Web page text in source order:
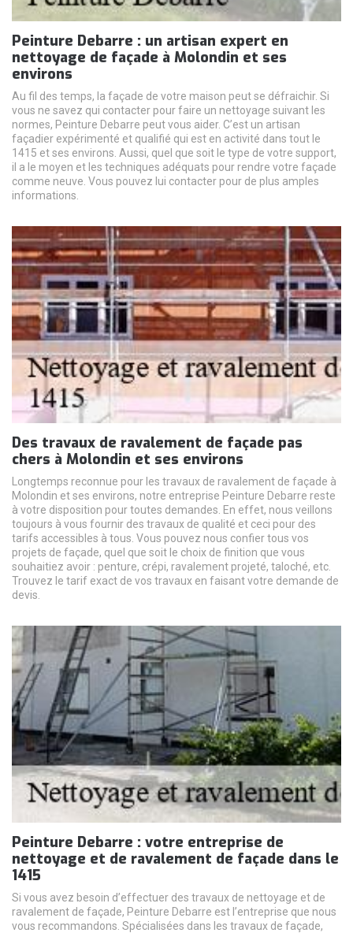
Peinture Debarre : un artisan expert en
nettoyage de façade à Molondin et ses
environs
Au fil des temps, la façade de votre maison peut se défraichir. Si
vous ne savez qui contacter pour faire un nettoyage suivant les
normes, Peinture Debarre peut vous aider. C’est un artisan
façadier expérimenté et qualifié qui est en activité dans tout le
1415 et ses environs. Aussi, quel que soit le type de votre support,
il a le moyen et les techniques adéquats pour rendre votre façade
comme neuve. Vous pouvez lui contacter pour de plus amples
informations.
Des travaux de ravalement de façade pas
chers à Molondin et ses environs
Longtemps reconnue pour les travaux de ravalement de façade à
Molondin et ses environs, notre entreprise Peinture Debarre reste
à votre disposition pour toutes demandes. En effet, nous veillons
toujours à vous fournir des travaux de qualité et ceci pour des
tarifs accessibles à tous. Vous pouvez nous confier tous vos
projets de façade, quel que soit le choix de finition que vous
souhaitiez avoir : penture, crépi, ravalement projeté, taloché, etc.
Trouvez le tarif exact de vos travaux en faisant votre demande de
devis.
Peinture Debarre : votre entreprise de
nettoyage et de ravalement de façade dans le
1415
Si vous avez besoin d’effectuer des travaux de nettoyage et de
ravalement de façade, Peinture Debarre est l’entreprise que nous
vous recommandons. Spécialisées dans les travaux de façade,